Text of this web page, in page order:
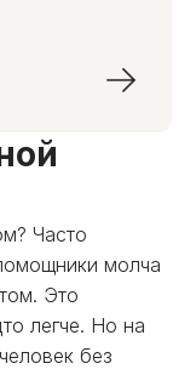
Часто
молча
Это
легче. Но на
без